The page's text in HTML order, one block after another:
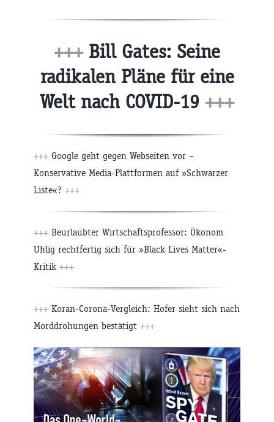
+++Bill Gates: Seine
radikalen Pläne für eine
Welt nach COVID-19 +++
+++ Google geht gegen Webseiten vor –
Konservative Media-Plattformen auf »Schwarzer
Liste«? +++
+++ Beurlaubter Wirtschaftsprofessor: Ökonom
Uhlig rechtfertig sich für »Black Lives Matter«-
Kritik +++
+++ Koran-Corona-Vergleich: Hofer sieht sich nach
Morddrohungen bestätigt +++